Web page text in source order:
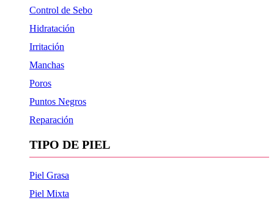
Control de Sebo
Hidratación
Irritación
Manchas
Poros
Puntos Negros
Reparación
TIPO DE PIEL
Piel Grasa
Piel Mixta